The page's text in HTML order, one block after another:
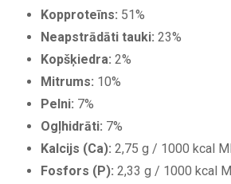
Kopproteīns: 51%
Neapstrādāti tauki: 23%
Kopšķiedra: 2%
Mitrums: 10%
Pelni: 7%
Ogļhidrāti: 7%
Kalcijs (Ca): 2,75 g / 1000 kcal
Fosfors (P): 2,33 g / 1000 kcal